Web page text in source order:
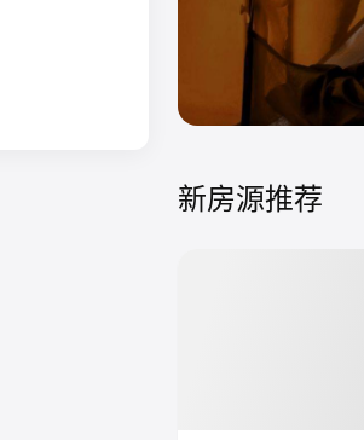
新房源推荐